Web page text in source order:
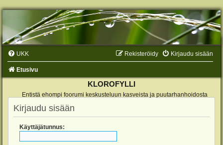
UKK Kirjaudu sisään
Rekisteröidy
Etusivu
KLOROFYLLI
Entistä ehompi foorumi keskusteluun kasveista ja puutarhanhoidosta
Kirjaudu sisään
Käyttäjätunnus: